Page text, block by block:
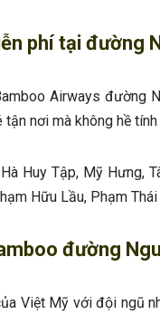
phí tại đường
Airways đường
nơi mà không hề
Huy Tập, Mỹ Hưng,
Hữu Lầu, Phạm
đường
Việt Mỹ với đội ngũ